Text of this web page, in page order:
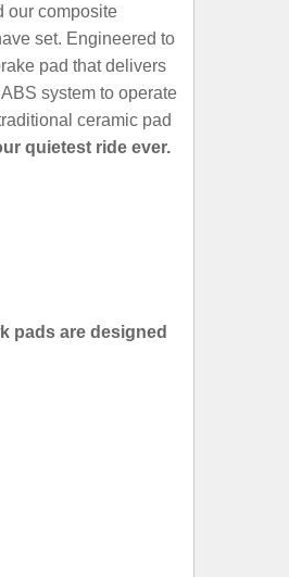
our composite
set. Engineered to
pad that delivers
system to operate
ceramic pad
quietest ride ever.
pads are designed